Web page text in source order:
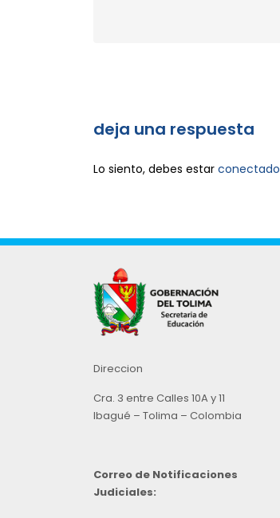
deja una respuesta
Lo siento, debes estar conectado
Direccion
Cra. 3 entre Calles 10A y 11
Ibagué – Tolima – Colombia
Correo de Notificaciones
Judiciales: